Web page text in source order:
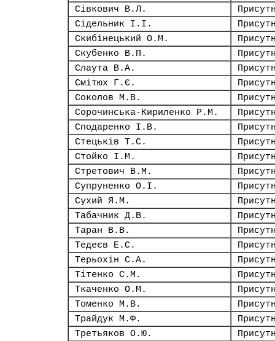
Сівкович В.Л.
Сідельник І.І.
Скибінецький О.М.
Скубенко В.П.
Слаута В.А.
Смітюх Г.Є.
Соколов М.В.
Сорочинська-Кириленко Р.М.
Сподаренко І.В.
Стецьків Т.С.
Стойко І.М.
Стретович В.М.
Супруненко О.І.
Сухий Я.М.
Табачник Д.В.
Таран В.В.
Тедеєв Е.С.
Терьохін С.А.
Тітенко С.М.
Ткаченко О.М.
Томенко М.В.
Трайдук М.Ф.
Третьяков О.Ю.